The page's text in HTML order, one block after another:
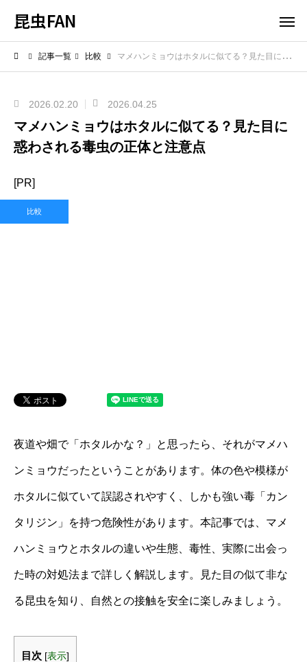
昆虫FAN
記事一覧 比較 マメハンミョウはホタルに似てる？見た目に惑わされる毒虫の正体と注意点
2026.02.20 2026.04.25
マメハンミョウはホタルに似てる？見た目に
惑わされる毒虫の正体と注意点
[PR]
比較
夜道や畑で「ホタルかな？」と思ったら、それがマメハ
ンミョウだったということがあります。体の色や模様が
ホタルに似ていて誤認されやすく、しかも強い毒「カン
タリジン」を持つ危険性があります。本記事では、マメ
ハンミョウとホタルの違いや生態、毒性、実際に出会っ
た時の対処法まで詳しく解説します。見た目の似て非な
る昆虫を知り、自然との接触を安全に楽しみましょう。
目次 [表示]